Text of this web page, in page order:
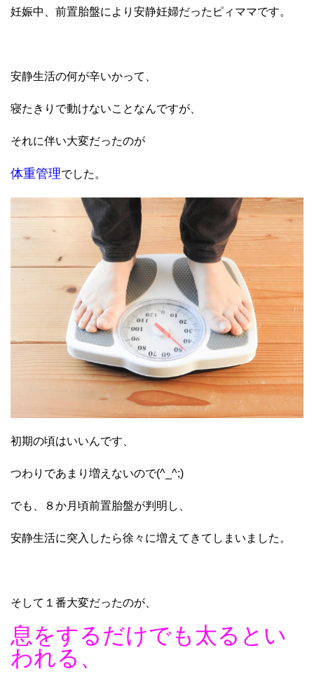
妊娠中、前置胎盤により安静妊婦だったピィママです。
安静生活の何が辛いかって、
寝たきりで動けないことなんですが、
それに伴い大変だったのが
体重管理でした。
初期の頃はいいんです、
つわりであまり増えないので(^_^;)
でも、８か月頃前置胎盤が判明し、
安静生活に突入したら徐々に増えてきてしまいました。
そして１番大変だったのが、
息をするだけでも太るとい
われる、